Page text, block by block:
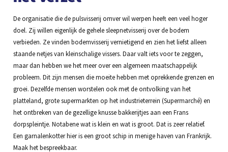
De organisatie die de pulsvisserij omver wil werpen heeft een veel hoger
doel. Zij willen eigenlijk de gehele sleepnetvisserij over de bodem
verbieden. Ze vinden bodemvisserij vernietigend en zien het liefst alleen
staande netjes van kleinschalige vissers. Daar valt iets voor te zeggen,
maar dan hebben we het meer over een algemeen maatschappelijk
probleem. Dit zijn mensen die moeite hebben met oprekkende grenzen en
groei. Dezelfde mensen worstelen ook met de ontvolking van het
platteland, grote supermarkten op het industrieterrein (Supermarché) en
het ontbreken van de gezellige knusse bakkerijtjes aan een Frans
dorpspleintje. Notabene wat is klein en wat is groot. Dat is zeer relatief.
Een garnalenkotter hier is een groot schip in menige haven van Frankrijk.
Maak het bespreekbaar.